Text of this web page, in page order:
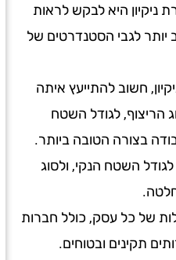
ניקיון היא לבקש לראות
יותר לגבי הסטנדרטים של
חשוב להתייעץ איתה
הריצוף, לגודל השטח
בצורה הטובה ביותר.
השטח הנקי, ולסוג
של כל עסק, כולל חברות
תקינים ובטוחים.